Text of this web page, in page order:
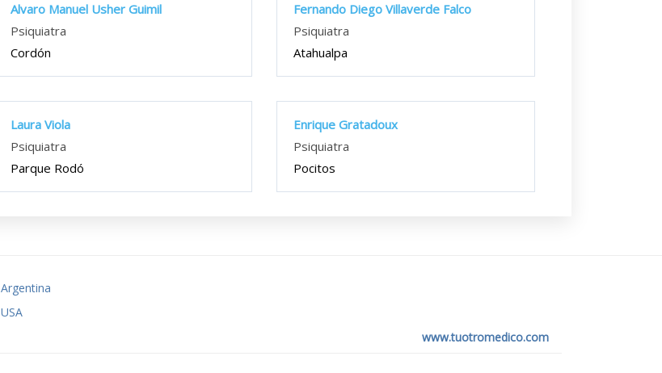
Alvaro Manuel Usher Guimil
Psiquiatra
Cordón
Fernando Diego Villaverde Falco
Psiquiatra
Atahualpa
Laura Viola
Psiquiatra
Parque Rodó
Enrique Gratadoux
Psiquiatra
Pocitos
Argentina
USA
www.tuotromedico.com